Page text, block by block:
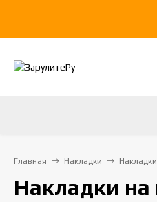
Главная Накладки
Накладки на